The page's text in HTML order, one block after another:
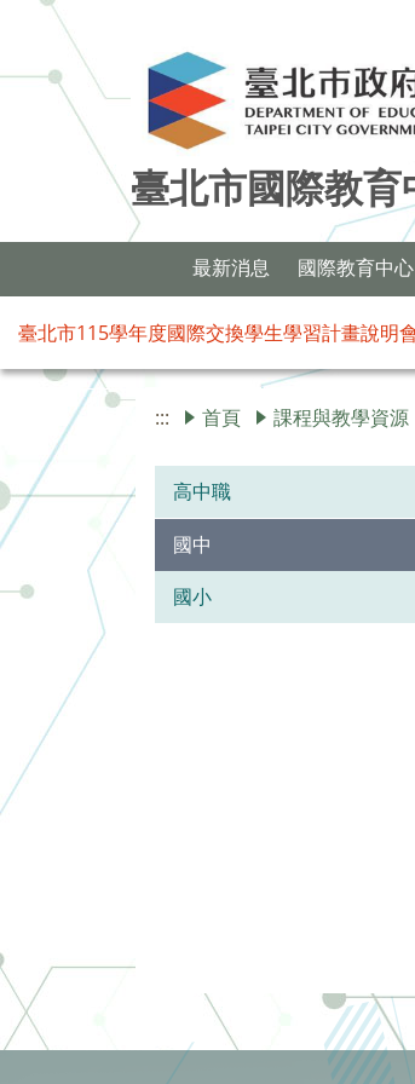
臺北市國際教
最新消息 國際教育中心
臺北市115學年度國際交換學生學習計畫說明
::: 首頁 課程與教學資源
高中職
國中
國小